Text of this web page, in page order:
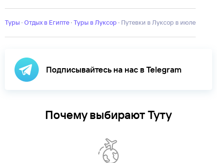
Туры · Отдых в Египте · Туры в Луксор · Путевки в Луксор в июле
Подписывайтесь на нас в Telegram
Почему выбирают Туту